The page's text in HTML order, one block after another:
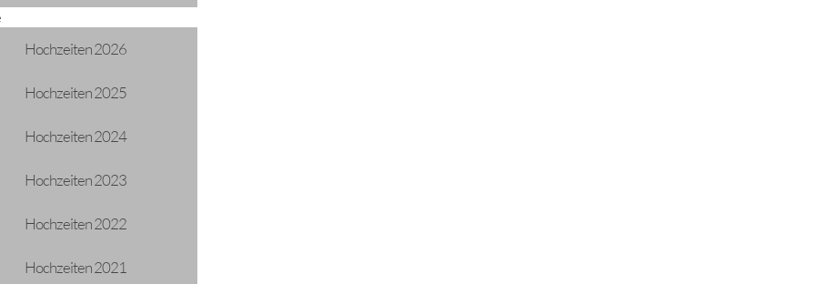
Hochzeiten 2026
Hochzeiten 2025
Hochzeiten 2024
Hochzeiten 2023
Hochzeiten 2022
Hochzeiten 2021